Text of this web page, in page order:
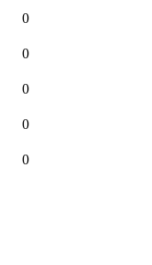
0
0
0
0
0